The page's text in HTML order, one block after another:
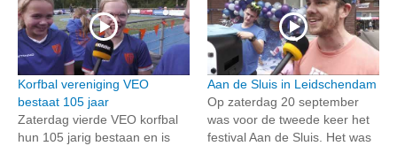
Korfbal vereniging VEO
bestaat 105 jaar
Zaterdag vierde VEO korfbal
hun 105 jarig bestaan en is
Aan de Sluis in Leidschendam
Op zaterdag 20 september
was voor de tweede keer het
festival Aan de Sluis. Het was